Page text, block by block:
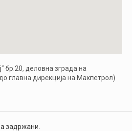
бр.20, деловна зграда на
главна дирекција на Макпетрол)
задржани.